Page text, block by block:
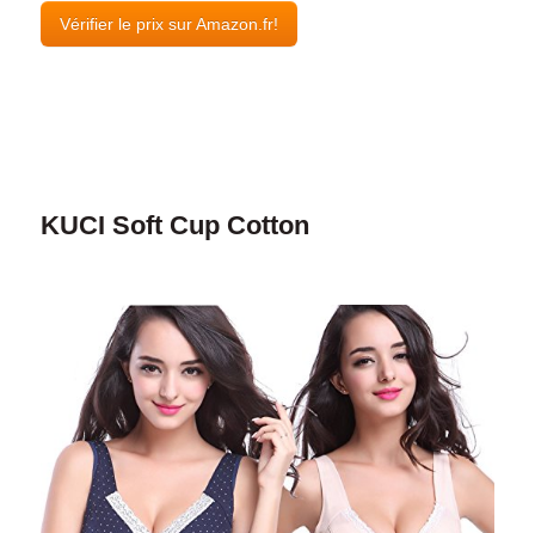
Vérifier le prix sur Amazon.fr!
KUCI Soft Cup Cotton